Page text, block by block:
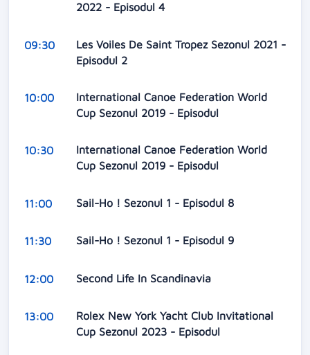
2022 - Episodul 4
09:30
Les Voiles De Saint Tropez Sezonul 2021 -
Episodul 2
10:00
International Canoe Federation World
Cup Sezonul 2019 - Episodul
10:30
International Canoe Federation World
Cup Sezonul 2019 - Episodul
11:00 Sail-Ho ! Sezonul 1 - Episodul 8
11:30 Sail-Ho ! Sezonul 1 - Episodul 9
12:00 Second Life In Scandinavia
13:00
Rolex New York Yacht Club Invitational
Cup Sezonul 2023 - Episodul